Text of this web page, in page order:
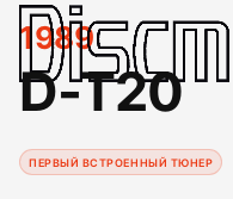
1989
D-T20
ПЕРВЫЙ ВСТРОЕННЫЙ ТЮНЕР